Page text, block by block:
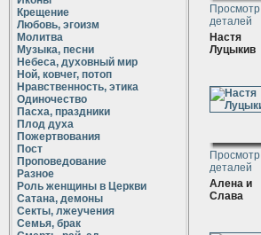
Крещение
Любовь, эгоизм
Молитва
Музыка, песни
Небеса, духовный мир
Ной, ковчег, потоп
Нравственность, этика
Одиночество
Пасха, праздники
Плод духа
Пожертвования
Пост
Проповедование
Разное
Роль женщины в Церкви
Сатана, демоны
Секты, лжеучения
Семья, брак
Просмотр
деталей
Настя
Луцыкив
Просмотр
деталей
Алена и
Слава